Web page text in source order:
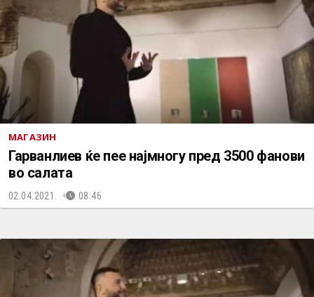
МАГАЗИН
Гарванлиев ќе пее најмногу пред 3500 фанови
во салата
02.04.2021. 08:46